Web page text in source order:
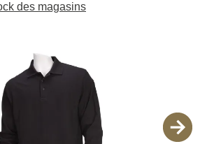
des magasins